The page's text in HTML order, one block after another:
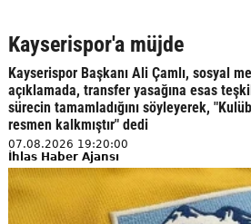
Kayserispor'a müjde
Kayserispor Başkanı Ali Çamlı, sosyal
açıklamada, transfer yasağına esas
sürecin tamamladığını söyleyerek,
resmen kalkmıştır" dedi
07.08.2026 19:20:00
İhlas Haber Ajansı